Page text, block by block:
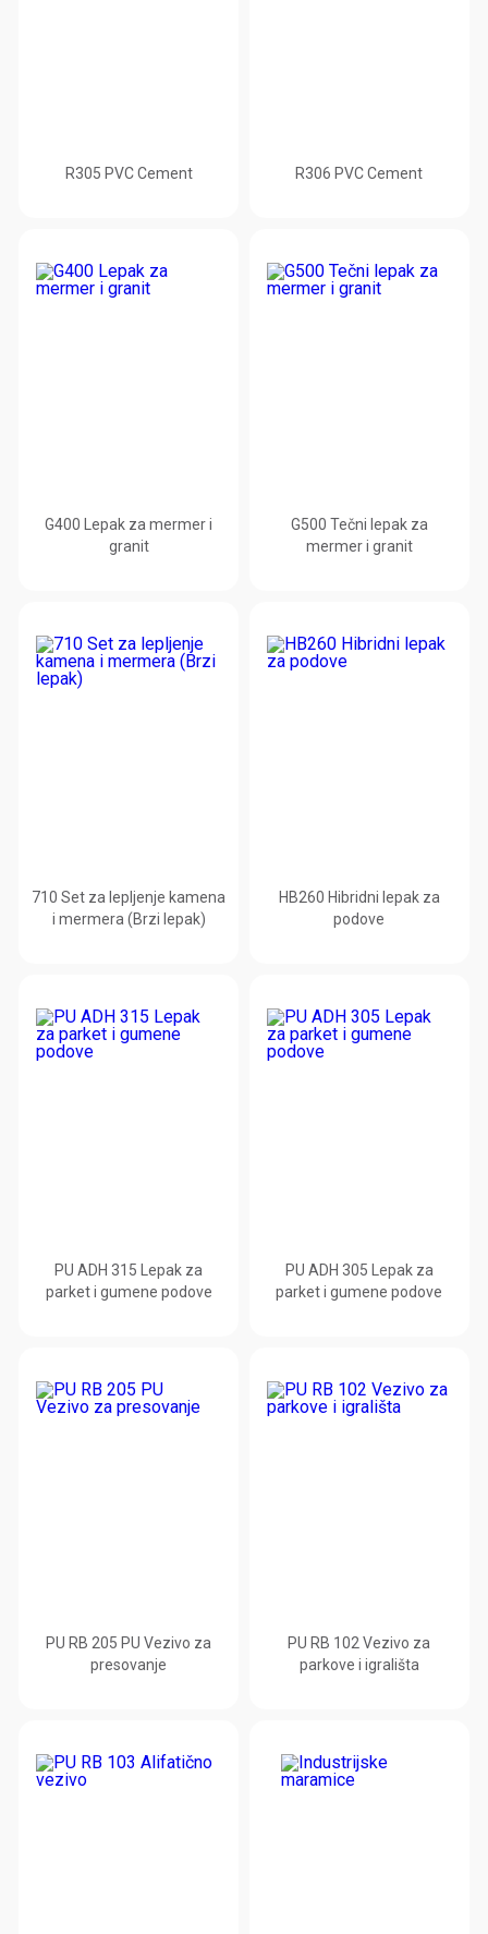
R305 PVC Cement R306 PVC Cement
G400 Lepak za mermer i
granit
G500 Tečni lepak za
mermer i granit
710 Set za lepljenje kamena
i mermera (Brzi lepak)
HB260 Hibridni lepak za
podove
PU ADH 315 Lepak za
parket i gumene podove
PU ADH 305 Lepak za
parket i gumene podove
PU RB 205 PU Vezivo za
presovanje
PU RB 102 Vezivo za
parkove i igrališta